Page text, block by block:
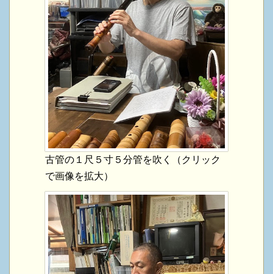
古管の１尺５寸５分管を吹く（クリック
で画像を拡大）